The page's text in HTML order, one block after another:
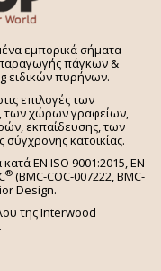
εμπορικά σήματα
πάγκων &
ειδικών πυρήνων.
επιλογές των
των χώρων γραφείων,
εκπαίδευσης, των
κατοικίας.
EN ISO 9001:2015, EN
® (BMC-COC-007222, BMC-
Design.
της Interwood